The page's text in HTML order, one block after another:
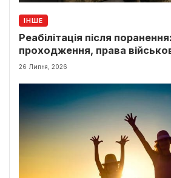
ІНШЕ
Реабілітація після
проходження, права
виплати
26 Липня, 2026